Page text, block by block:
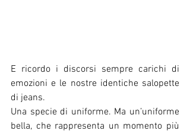
E ricordo i discorsi sempre carichi di
emozioni e le nostre identiche salopette
di jeans.
Una specie di uniforme. Ma un’uniforme
bella, che rappresenta un momento più